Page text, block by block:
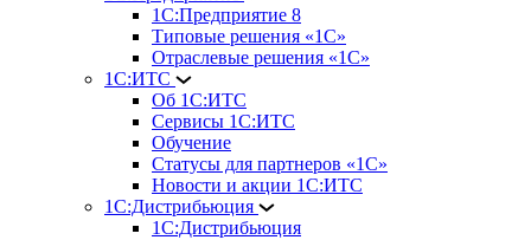
1С:Предприятие 8
Типовые решения «1С»
Отраслевые решения «1С»
1С:ИТС
Об 1С:ИТС
Сервисы 1С:ИТС
Обучение
Статусы для партнеров «1С»
Новости и акции 1С:ИТС
1С:Дистрибьюция
1С:Дистрибьюция